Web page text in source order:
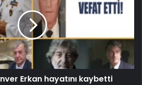
Erkan hayatını kaybetti